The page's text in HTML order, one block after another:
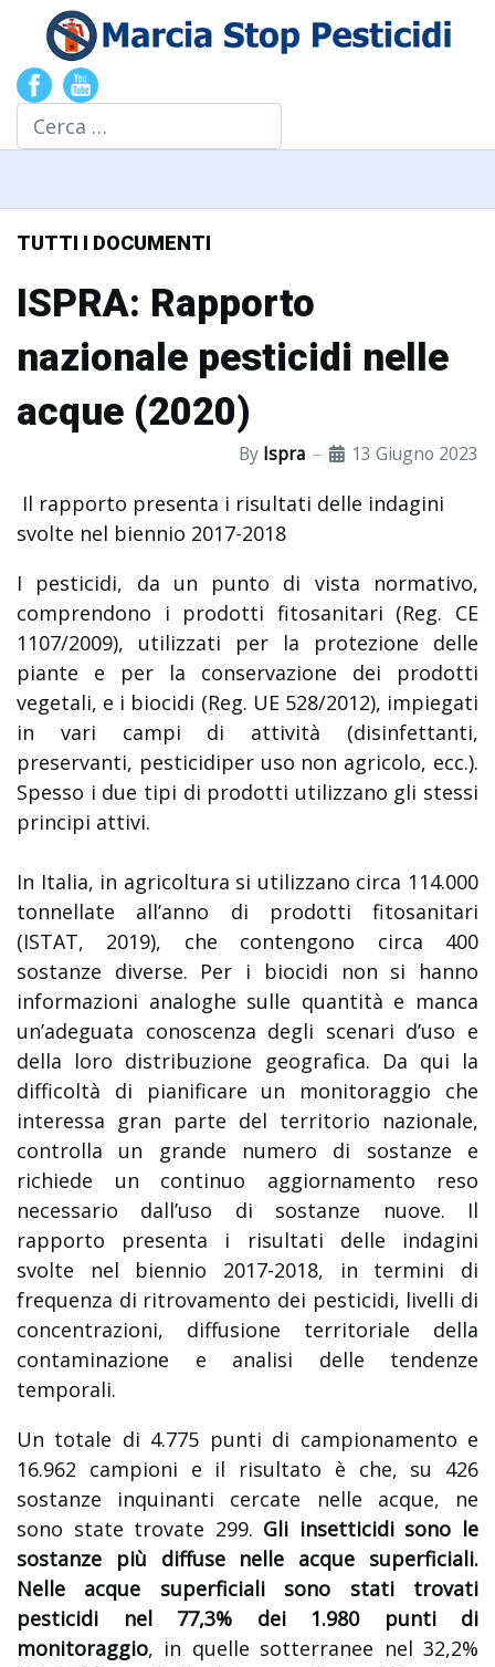
Cerca
TUTTI I DOCUMENTI
ISPRA: Rapporto
nazionale pesticidi nelle
acque (2020)
By Ispra 13 Giugno 2023
Il rapporto presenta i risultati delle indagini
svolte nel biennio 2017-2018
I pesticidi, da un punto di vista normativo,
comprendono i prodotti fitosanitari (Reg. CE
1107/2009), utilizzati per la protezione delle
piante e per la conservazione dei prodotti
vegetali, e i biocidi (Reg. UE 528/2012), impiegati
in vari campi di attività (disinfettanti,
preservanti, pesticidiper uso non agricolo, ecc.).
Spesso i due tipi di prodotti utilizzano gli stessi
principi attivi.
In Italia, in agricoltura si utilizzano circa 114.000
tonnellate all’anno di prodotti fitosanitari
(ISTAT, 2019), che contengono circa 400
sostanze diverse. Per i biocidi non si hanno
informazioni analoghe sulle quantità e manca
un’adeguata conoscenza degli scenari d’uso e
della loro distribuzione geografica. Da qui la
difficoltà di pianificare un monitoraggio che
interessa gran parte del territorio nazionale,
controlla un grande numero di sostanze e
richiede un continuo aggiornamento reso
necessario dall’uso di sostanze nuove. Il
rapporto presenta i risultati delle indagini
svolte nel biennio 2017-2018, in termini di
frequenza di ritrovamento dei pesticidi, livelli di
concentrazioni, diffusione territoriale della
contaminazione e analisi delle tendenze
temporali.
Un totale di 4.775 punti di campionamento e
16.962 campioni e il risultato è che, su 426
sostanze inquinanti cercate nelle acque, ne
sono state trovate 299. Gli insetticidi sono le
sostanze più diffuse nelle acque superficiali.
Nelle acque superficiali sono stati trovati
pesticidi nel 77,3% dei 1.980 punti di
monitoraggio, in quelle sotterranee nel 32,2%